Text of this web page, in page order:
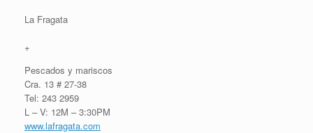
La Fragata
+
Pescados y mariscos
Cra. 13 # 27-38
Tel: 243 2959
L – V: 12M – 3:30PM
www.lafragata.com